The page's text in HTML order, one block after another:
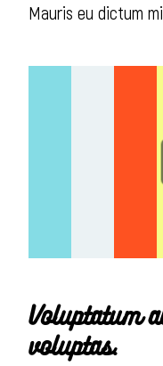
Mauris eu dictum
Voluptatum
voluptas.